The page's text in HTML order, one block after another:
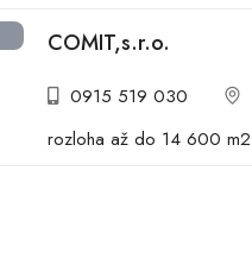
COMIT,s.r.o.
0915 519 030
rozloha až do 14 600 m2